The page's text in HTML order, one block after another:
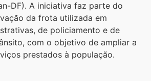
DF). A iniciativa faz parte do
da frota utilizada em
de policiamento e de
com o objetivo de ampliar a
prestados à população.